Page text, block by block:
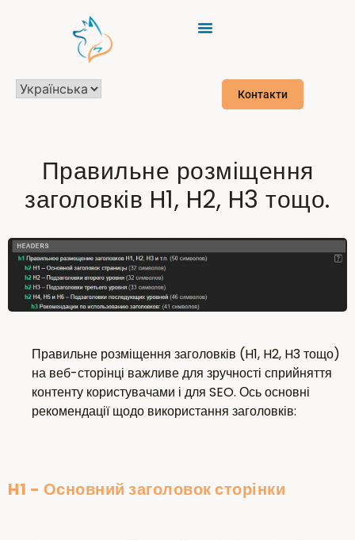
Контакти
Правильне розміщення
заголовків H1, H2, H3 тощо.
Правильне розміщення заголовків (H1, H2, H3 тощо)
на веб-сторінці важливе для зручності сприйняття
контенту користувачами і для SEO. Ось основні
рекомендації щодо використання заголовків:
H1 - Основний заголовок сторінки